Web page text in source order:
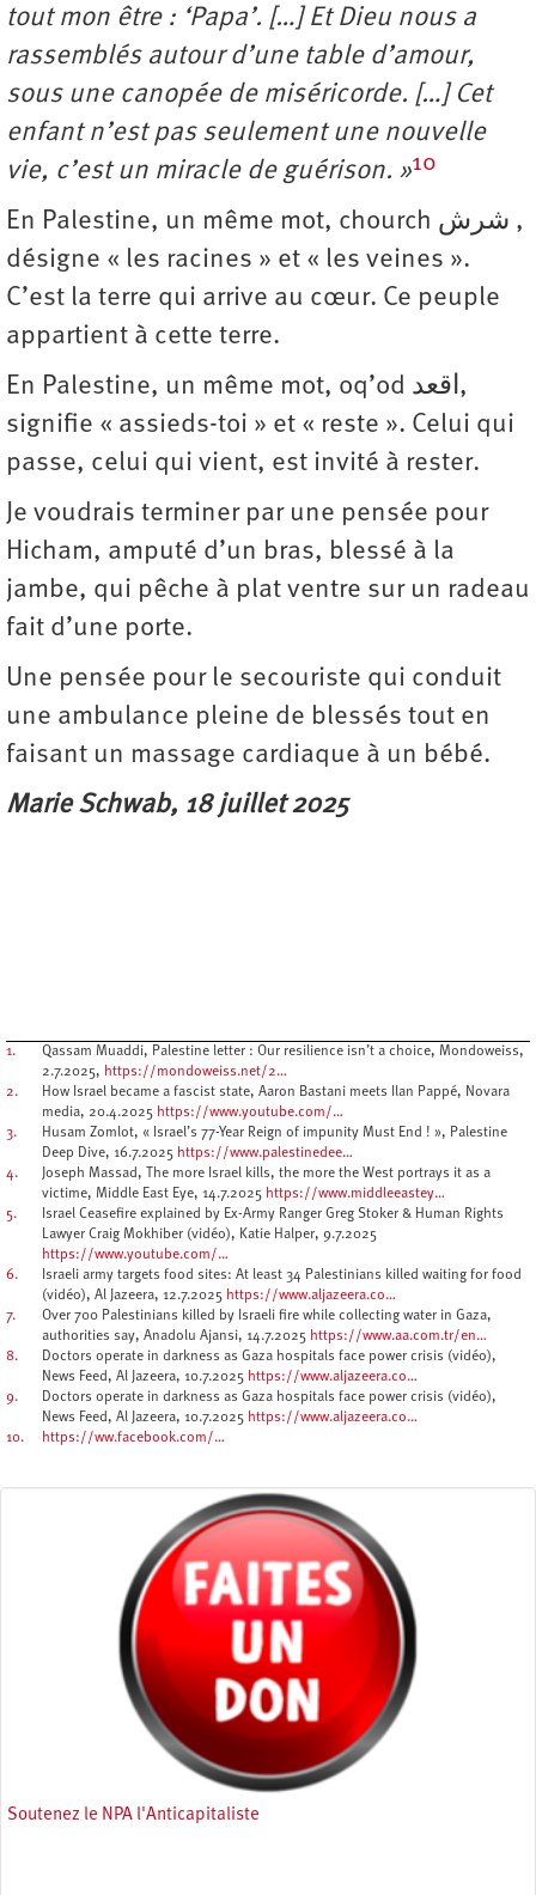
tout mon être : ‘Papa’. […] Et Dieu nous a
rassemblés autour d’une table d’amour,
sous une canopée de miséricorde. […] Cet
enfant n’est pas seulement une nouvelle
vie, c’est un miracle de guérison. »10
En Palestine, un même mot, chourch شرش ,
désigne « les racines » et « les veines ».
C’est la terre qui arrive au cœur. Ce peuple
appartient à cette terre.
En Palestine, un même mot, oq’od اقعد,
signifie « assieds-toi » et « reste ». Celui qui
passe, celui qui vient, est invité à rester.
Je voudrais terminer par une pensée pour
Hicham, amputé d’un bras, blessé à la
jambe, qui pêche à plat ventre sur un radeau
fait d’une porte.
Une pensée pour le secouriste qui conduit
une ambulance pleine de blessés tout en
faisant un massage cardiaque à un bébé.
Marie Schwab, 18 juillet 2025
1.
Qassam Muaddi, Palestine letter : Our resilience isn’t a choice, Mondoweiss,
2.7.2025, https://mondoweiss.net/2…
2.
How Israel became a fascist state, Aaron Bastani meets Ilan Pappé, Novara
media, 20.4.2025 https://www.youtube.com/…
3.
Husam Zomlot, « Israel’s 77-Year Reign of impunity Must End ! », Palestine
Deep Dive, 16.7.2025 https://www.palestinedee…
4.
Joseph Massad, The more Israel kills, the more the West portrays it as a
victime, Middle East Eye, 14.7.2025 https://www.middleeastey…
5.
Israel Ceasefire explained by Ex-Army Ranger Greg Stoker & Human Rights
Lawyer Craig Mokhiber (vidéo), Katie Halper, 9.7.2025
https://www.youtube.com/…
6.
Israeli army targets food sites: At least 34 Palestinians killed waiting for food
(vidéo), Al Jazeera, 12.7.2025 https://www.aljazeera.co…
7.
Over 700 Palestinians killed by Israeli fire while collecting water in Gaza,
authorities say, Anadolu Ajansi, 14.7.2025 https://www.aa.com.tr/en…
8.
Doctors operate in darkness as Gaza hospitals face power crisis (vidéo),
News Feed, Al Jazeera, 10.7.2025 https://www.aljazeera.co…
9.
Doctors operate in darkness as Gaza hospitals face power crisis (vidéo),
News Feed, Al Jazeera, 10.7.2025 https://www.aljazeera.co…
10.
https://ww.facebook.com/…
Soutenez le NPA l'Anticapitaliste